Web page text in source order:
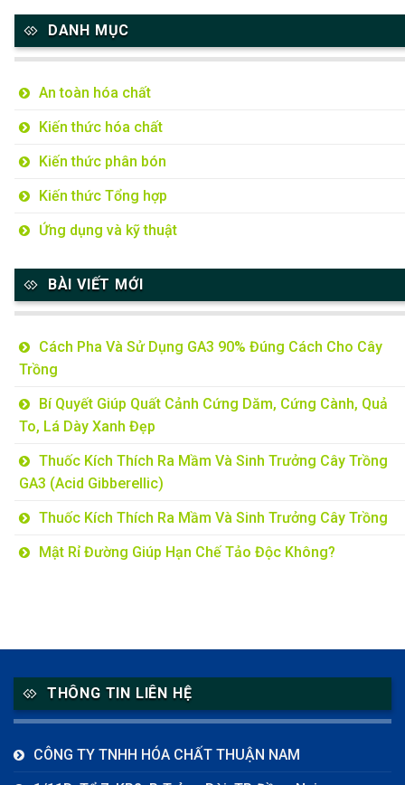
DANH MỤC
An toàn hóa chất
Kiến thức hóa chất
Kiến thức phân bón
Kiến thức Tổng hợp
Ứng dụng và kỹ thuật
BÀI VIẾT MỚI
Cách Pha Và Sử Dụng GA3 90% Đúng Cách Cho Cây
Trồng
Bí Quyết Giúp Quất Cảnh Cứng Dăm, Cứng Cành, Quả
To, Lá Dày Xanh Đẹp
Thuốc Kích Thích Ra Mầm Và Sinh Trưởng Cây Trồng
GA3 (Acid Gibberellic)
Thuốc Kích Thích Ra Mầm Và Sinh Trưởng Cây Trồng
Mật Rỉ Đường Giúp Hạn Chế Tảo Độc Không?
THÔNG TIN LIÊN HỆ
CÔNG TY TNHH HÓA CHẤT THUẬN NAM